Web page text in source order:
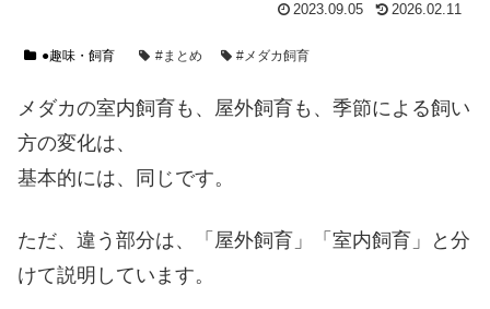
2023.09.05 2026.02.11
●趣味・飼育 #まとめ #メダカ飼育
メダカの室内飼育も、屋外飼育も、季節による飼い
方の変化は、
基本的には、同じです。
ただ、違う部分は、「屋外飼育」「室内飼育」と分
けて説明しています。